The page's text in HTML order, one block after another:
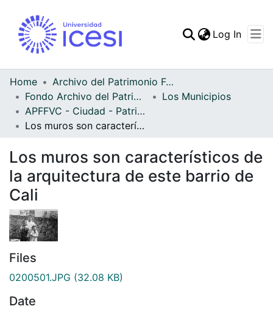
Statistics
Log In
Home
Archivo del Patrimonio Fotográfico y Fílmico del Valle del Cauca
Fondo Archivo del Patrimonio Fotográfico y Fílmico del Valle del Cauca
Los Municipios
APFFVC - Ciudad - Patrimonial
Los muros son característicos de la arquitectura de este barrio de Cali
Los muros son característicos de
la arquitectura de este barrio de
Cali
Files
0200501.JPG (32.08 KB)
Date